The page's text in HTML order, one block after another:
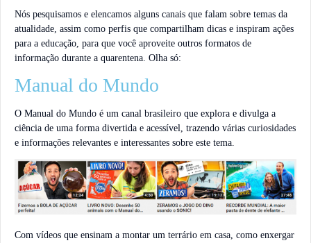
Nós pesquisamos e elencamos alguns canais que falam sobre temas da
atualidade, assim como perfis que compartilham dicas e inspiram ações
para a educação, para que você aproveite outros formatos de
informação durante a quarentena. Olha só:
Manual do Mundo
O Manual do Mundo é um canal brasileiro que explora e divulga a
ciência de uma forma divertida e acessível, trazendo várias curiosidades
e informações relevantes e interessantes sobre este tema.
Com vídeos que ensinam a montar um terrário em casa, como enxergar